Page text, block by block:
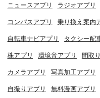
ニュースアプリ ラジオアプリ
コンパスアプリ 乗り換え案内
自転車ナビアプリ タクシー配
株アプリ 環境音アプリ 間取
カメラアプリ 写真加工アプリ
自撮りアプリ 無料漫画アプリ